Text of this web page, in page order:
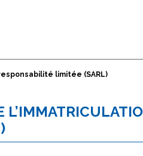
limitée (SARL)